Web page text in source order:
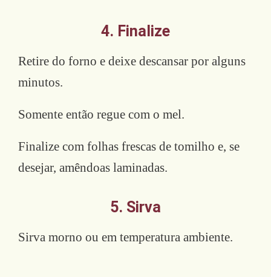
4. Finalize
Retire do forno e deixe descansar por alguns
minutos.
Somente então regue com o mel.
Finalize com folhas frescas de tomilho e, se
desejar, amêndoas laminadas.
5. Sirva
Sirva morno ou em temperatura ambiente.